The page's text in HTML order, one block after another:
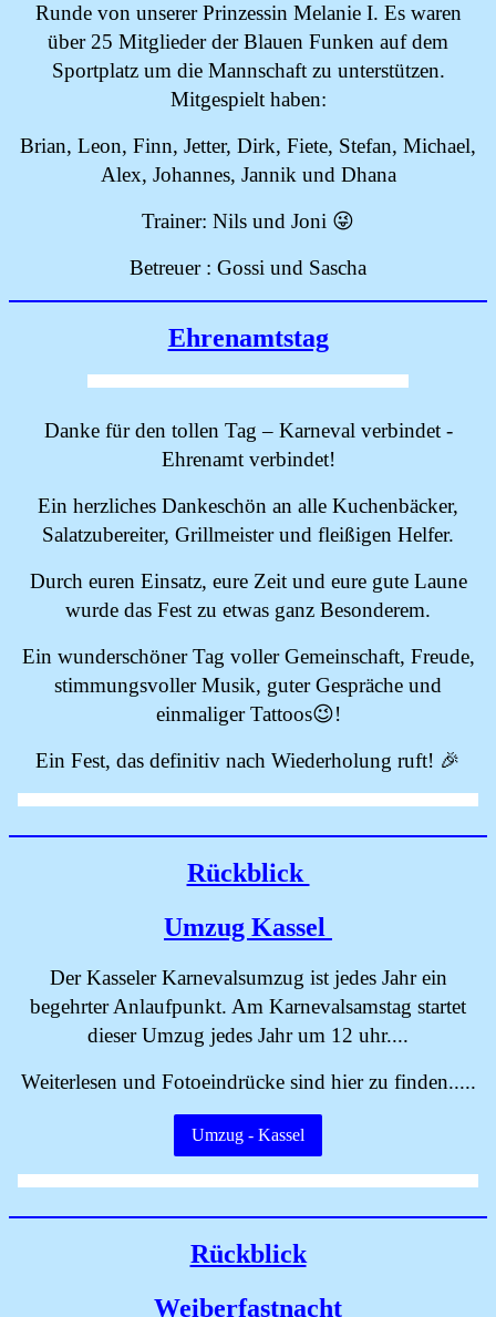
Runde von unserer Prinzessin Melanie I. Es waren
über 25 Mitglieder der Blauen Funken auf dem
Sportplatz um die Mannschaft zu unterstützen.
Mitgespielt haben:
Brian, Leon, Finn, Jetter, Dirk, Fiete, Stefan, Michael,
Alex, Johannes, Jannik und Dhana
Trainer: Nils und Joni 😜
Betreuer : Gossi und Sascha
Ehrenamtstag
Danke für den tollen Tag – Karneval verbindet -
Ehrenamt verbindet!
Ein herzliches Dankeschön an alle Kuchenbäcker,
Salatzubereiter, Grillmeister und fleißigen Helfer.
Durch euren Einsatz, eure Zeit und eure gute Laune
wurde das Fest zu etwas ganz Besonderem.
Ein wunderschöner Tag voller Gemeinschaft, Freude,
stimmungsvoller Musik, guter Gespräche und
einmaliger Tattoos😉!
Ein Fest, das definitiv nach Wiederholung ruft! 🎉
Rückblick
Umzug Kassel
Der Kasseler Karnevalsumzug ist jedes Jahr ein
begehrter Anlaufpunkt. Am Karnevalsamstag startet
dieser Umzug jedes Jahr um 12 uhr....
Weiterlesen und Fotoeindrücke sind hier zu finden.....
Umzug - Kassel
Rückblick
Weiberfastnacht